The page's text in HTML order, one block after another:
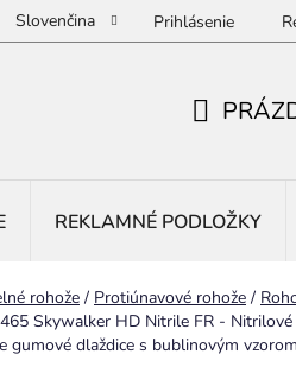
Slovenčina Prihlásenie
REKLAMNÉ PODLOŽKY
rohože / Protiúnavové rohože /
465 Skywalker HD Nitrile FR - Nitrilové
gumové dlaždice s bublinovým vzorom